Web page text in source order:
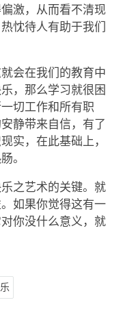
激，从而看不清现
忱待人有助于我们
会在我们的教育中
，那么学习就很困
切工作和所有职
静带来自信，有了
实，在此基础上，
。
之艺术的关键。就
如果你觉得这有一
你没什么意义，就